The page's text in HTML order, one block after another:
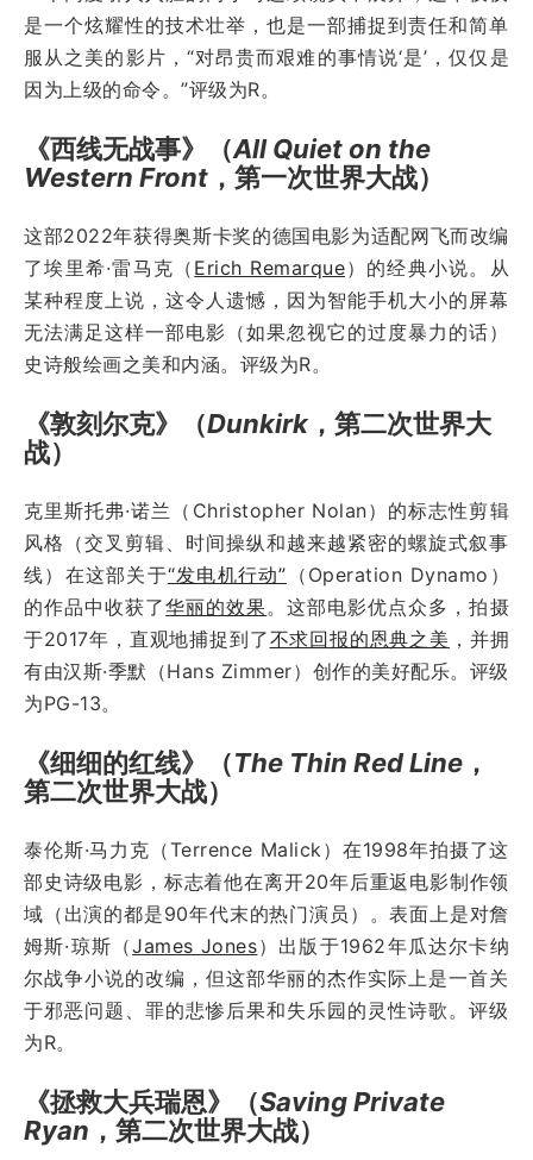
是一个炫耀性的技术壮举，也是一部捕捉到责任和简单
服从之美的影片，“对昂贵而艰难的事情说‘是’，仅仅是
因为上级的命令。”评级为R。
《西线无战事》（All Quiet on the
Western Front ，第一次世界大战）
这部2022年获得奥斯卡奖的德国电影为适配网飞而改编
了埃里希·雷马克（ Erich Remarque）的经典小说。从
某种程度上说，这令人遗憾，因为智能手机大小的屏幕
无法满足这样一部电影（如果忽视它的过度暴力的话）
史诗般绘画之美和内涵。评级为R。
《敦刻尔克》（Dunkirk，第二次世界大
战）
克里斯托弗·诺兰（Christopher Nolan）的标志性剪辑
风格（交叉剪辑、时间操纵和越来越紧密的螺旋式叙事
线）在这部关于“发电机行动” （Operation Dynamo）
的作品中收获了华丽的效果。这部电影优点众多，拍摄
于2017年，直观地捕捉到了不求回报的恩典之美 ，并拥
有由汉斯·季默（Hans Zimmer）创作的美好配乐。评级
为PG-13。
《细细的红线》（The Thin Red Line ，
第二次世界大战）
泰伦斯·马力克（Terrence Malick）在1998年拍摄了这
部史诗级电影，标志着他在离开20年后重返电影制作领
域（出演的都是90年代末的热门演员）。表面上是对詹
姆斯·琼斯（James Jones）出版于1962年瓜达尔卡纳
尔战争小说的改编，但这部华丽的杰作实际上是一首关
于邪恶问题、罪的悲惨后果和失乐园的灵性诗歌。评级
为R。
《拯救大兵瑞恩》（Saving Private
Ryan ，第二次世界大战）